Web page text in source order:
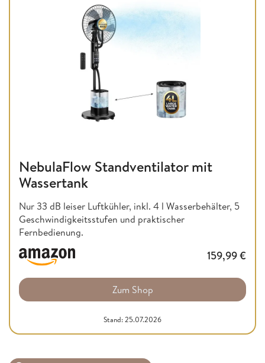
NebulaFlow Standventilator mit
Wassertank
Nur 33 dB leiser Luftkühler, inkl. 4 l Wasserbehälter, 5
Geschwindigkeitsstufen und praktischer
Fernbedienung.
159,99€
Zum Shop
Stand: 25.07.2026